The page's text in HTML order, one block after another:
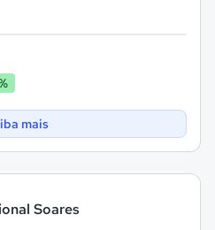
mais
Soares